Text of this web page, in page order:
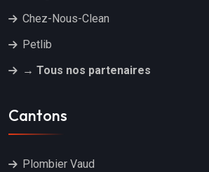
Chez-Nous-Clean
Petlib
→ Tous nos partenaires
Cantons
Plombier Vaud